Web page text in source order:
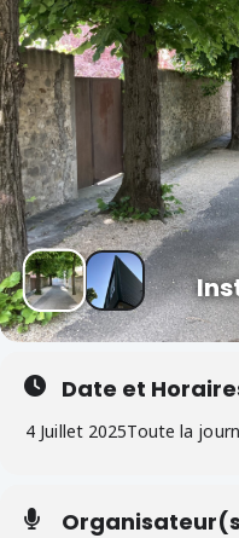
Date et
4 Juillet 2025Toute la